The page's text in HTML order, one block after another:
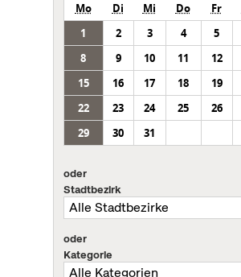
Mo Di Mi Do Fr
1
2 3 4 5
8
9 10 11 12
15
16 17 18 19
22
23 24 25 26
29
30 31
oder
Stadtbezirk
oder
Kategorie